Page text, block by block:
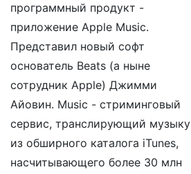
программный продукт -
приложение Apple Music.
Представил новый софт
основатель Beats (а ныне
сотрудник Apple) Джимми
Айовин. Music - стриминговый
сервис, транслирующий музыку
из обширного каталога iTunes,
насчитывающего более 30 млн